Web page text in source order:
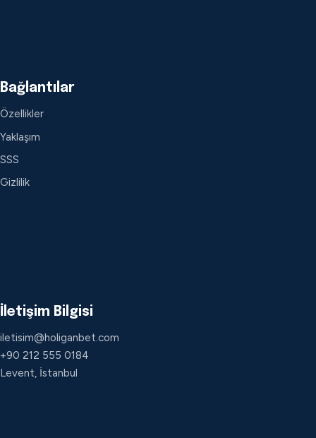
Bağlantılar
Özellikler
Yaklaşım
SSS
Gizlilik
İletişim Bilgisi
iletisim@holiganbet.com
+90 212 555 0184
Levent, İstanbul